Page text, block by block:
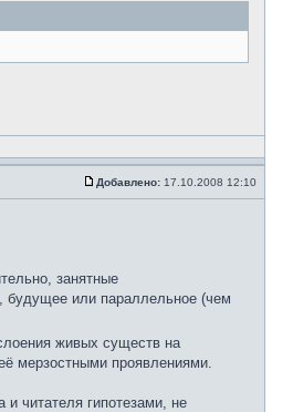
Добавлено: 17.10.2008 12:10
занятные
будущее или параллельное (чем
живых существ на
мерзостными проявлениями.
читателя гипотезами, не